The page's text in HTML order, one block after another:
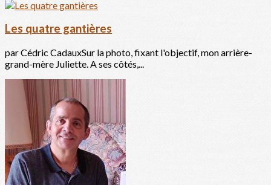
Les quatre gantières
par Cédric CadauxSur la photo, fixant l'objectif, mon arrière-
grand-mère Juliette. A ses côtés,...